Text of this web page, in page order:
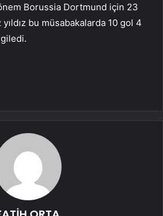
Borussia Dortmund için 23
bu müsabakalarda 10 gol 4